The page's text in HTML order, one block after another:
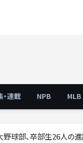
・連載 NPB MLB
球部、卒部生26人の進路発